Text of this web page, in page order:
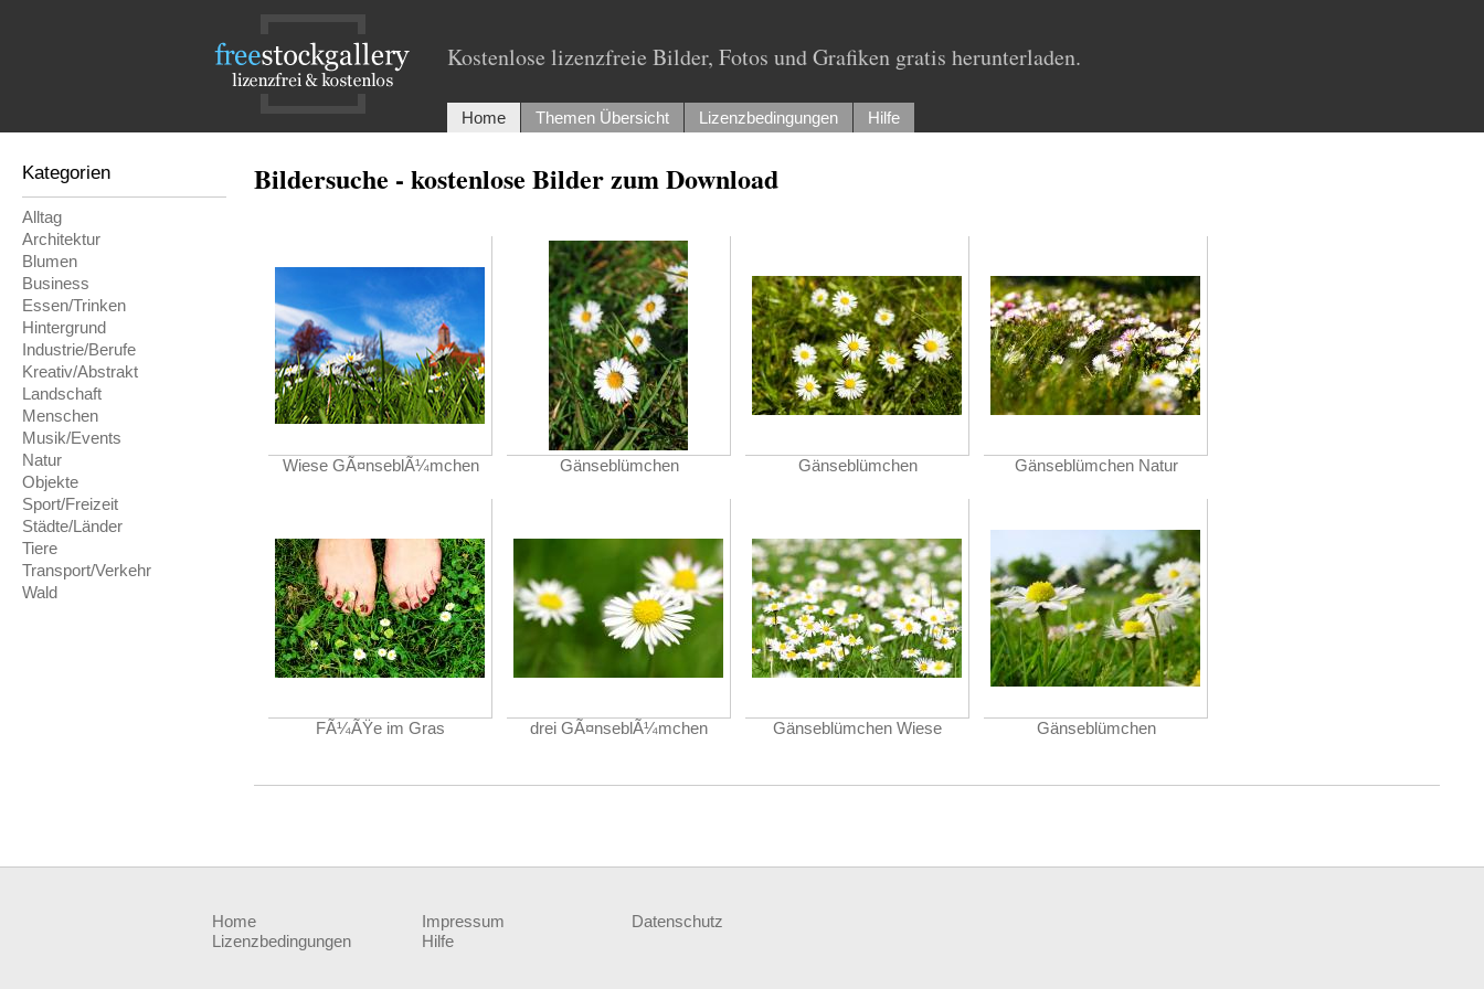
Kostenlose lizenzfreie Bilder, Fotos und Grafiken gratis herunterladen.
Home Themen Übersicht Lizenzbedingungen Hilfe
Kategorien
Alltag
Architektur
Blumen
Business
Essen/Trinken
Hintergrund
Industrie/Berufe
Kreativ/Abstrakt
Landschaft
Menschen
Musik/Events
Natur
Objekte
Sport/Freizeit
Städte/Länder
Tiere
Transport/Verkehr
Wald
Bildersuche - kostenlose Bilder zum Download
Wiese GÃ¤nseblÃ¼mchen Gänseblümchen Gänseblümchen Gänseblümchen Natur
FÃ¼ÃŸe im Gras drei GÃ¤nseblÃ¼mchen Gänseblümchen Wiese Gänseblümchen
Home Impressum
Datenschutz
Lizenzbedingungen
Hilfe